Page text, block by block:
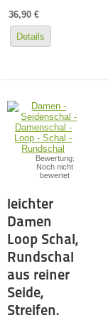
36,90 €
Details
Bewertung:
Noch nicht
bewertet
leichter
Damen
Loop Schal,
Rundschal
aus reiner
Seide,
Streifen,